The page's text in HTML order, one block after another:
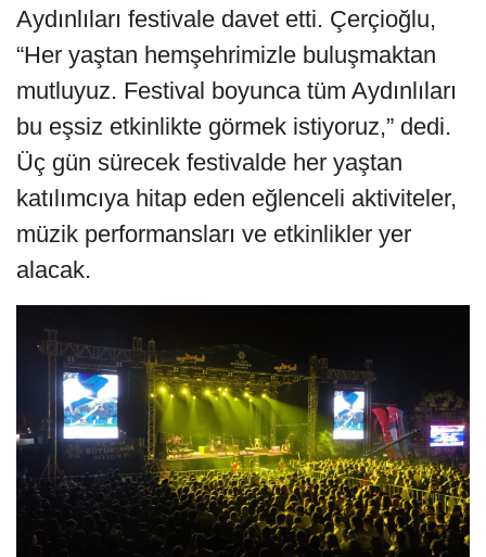
Aydınlıları festivale davet etti. Çerçioğlu,
“Her yaştan hemşehrimizle buluşmaktan
mutluyuz. Festival boyunca tüm Aydınlıları
bu eşsiz etkinlikte görmek istiyoruz,” dedi.
Üç gün sürecek festivalde her yaştan
katılımcıya hitap eden eğlenceli aktiviteler,
müzik performansları ve etkinlikler yer
alacak.